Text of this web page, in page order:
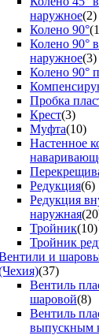
наружное(2)
Колено 90°
Колено 90°
наружное(3)
Колено 90°
Пробка
Крест(3)
Муфта(10)
Настенное
Редукция(6)
Редукция
наружная
Тройник(10)
Тройник
и
(37)
Вентиль
шаровой(8)
Вентиль
выпускным